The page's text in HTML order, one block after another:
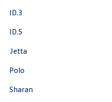
ID.3
ID.5
Jetta
Polo
Sharan